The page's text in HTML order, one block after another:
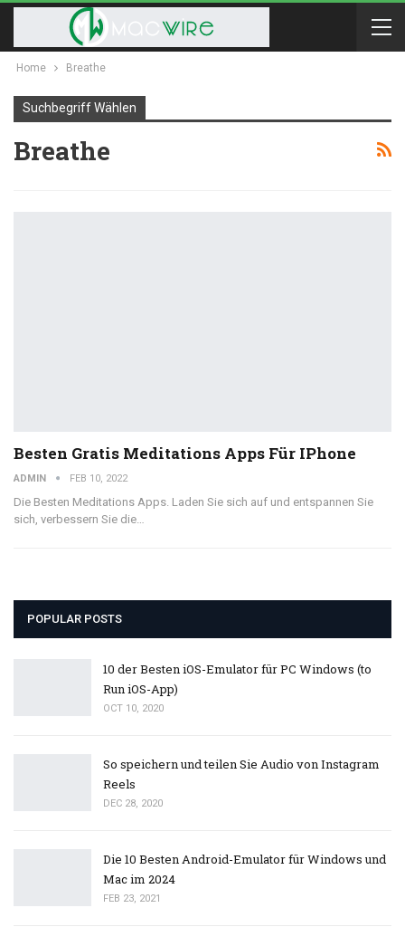
Home Breathe
Suchbegriff Wählen
Breathe
Besten Gratis Meditations Apps Für IPhone
ADMIN FEB 10, 2022
Die Besten Meditations Apps. Laden Sie sich auf und entspannen Sie
sich, verbessern Sie die…
POPULAR POSTS
10 der Besten iOS-Emulator für PC Windows (to
Run iOS-App)
OCT 10, 2020
So speichern und teilen Sie Audio von Instagram
Reels
DEC 28, 2020
Die 10 Besten Android-Emulator für Windows und
Mac im 2024
FEB 23, 2021